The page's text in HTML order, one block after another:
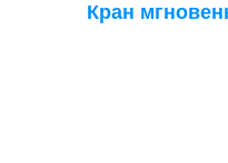
Кран